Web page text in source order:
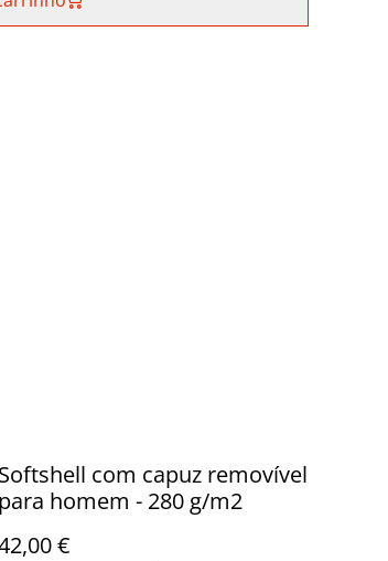
Softshell com capuz removível
para homem - 280 g/m2
€